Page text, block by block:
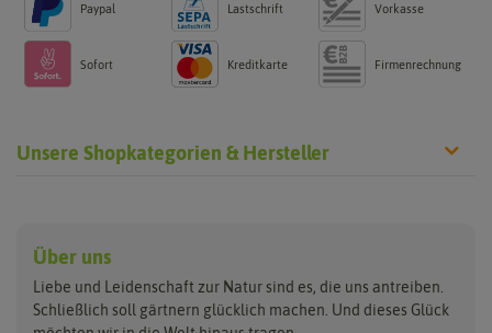
Paypal Lastschrift Vorkasse
Sofort Kreditkarte Firmenrechnung
Unsere Shopkategorien & Hersteller
Anzuchtschalen
Beleuchtung
Keimsprossen
Benary
Buzzy Seeds FLORTUS
Über uns
Liebe und Leidenschaft zur Natur sind es, die uns antreiben.
Schließlich soll gärtnern glücklich machen. Und dieses Glück